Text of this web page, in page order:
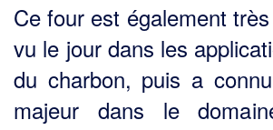
Ce four est également
vu le jour dans les
du charbon, puis a
majeur dans le